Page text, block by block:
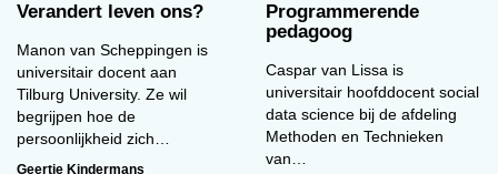
Verandert leven ons?
Manon van Scheppingen is
universitair docent aan
Tilburg University. Ze wil
begrijpen hoe de
persoonlijkheid zich…
Geertje Kindermans
Programmerende
pedagoog
Caspar van Lissa is
universitair hoofddocent social
data science bij de afdeling
Methoden en Technieken
van…